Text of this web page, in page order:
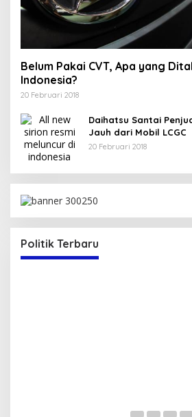
Belum Pakai CVT, Apa yang
Indonesia?
20 Februari 2018
Daihatsu Santai
Jauh dari Mobil LCGC
20 Februari 2018
Politik Terbaru
NTB
Di Berita, Politik |